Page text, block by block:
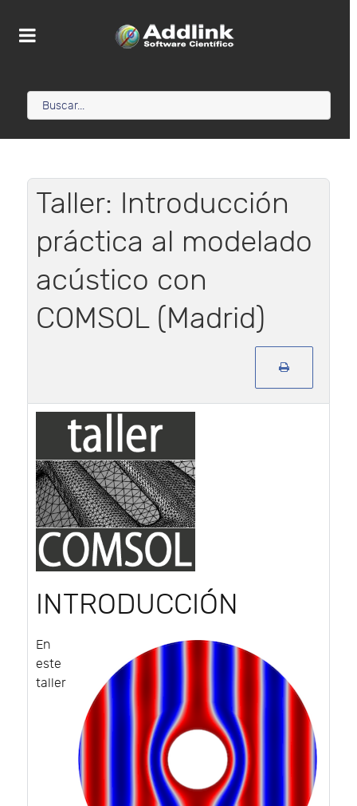
Taller: Introducción
práctica al modelado
acústico con
COMSOL (Madrid)
INTRODUCCIÓN
En
este
taller